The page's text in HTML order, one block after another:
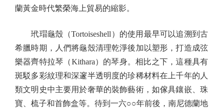
蘭黃金時代繁榮海上貿易的縮影。
玳瑁龜殼（Tortoiseshell）的使用最早可以追溯到古
希臘時期，人們將龜殼清理乾淨後加以塑形，打造成弦
樂器齊特拉琴（Kithara）的琴身。相比之下，這種具有
斑駁多彩紋理和深邃半透明度的珍稀材料在上千年的人
類文明史中主要用於奢華的裝飾藝術，如傢具鑲嵌、珠
寶、梳子和首飾盒等。待到一六○○年前後，南尼德蘭地